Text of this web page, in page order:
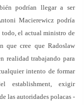
podrían llegar a ser
Macierewicz podría
todo, el actual ministro de
que cree que Radoslaw
realidad trabajando para
intento de formar
establishment, exigir
las autoridades polacas -